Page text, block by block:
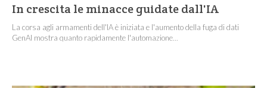
In crescita le minacce guidate dall'IA
La corsa agli armamenti dell'IA è iniziata e l'aumento della fuga di dati
GenAI mostra quanto rapidamente l'automazione...